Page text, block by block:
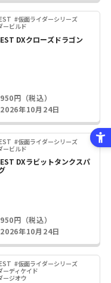
#仮面ライダーシリーズ
ービルド
DXクローズドラゴン
円（税込）
年10月24日
#仮面ライダーシリーズ
ービルド
DXラビットタンクスパ
円（税込）
年10月24日
#仮面ライダーシリーズ
ーディケイド
ージオウ